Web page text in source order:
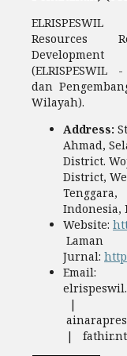
Resources
(ELRISPESWIL
dan
Wilayah).
Address:
Ahmad,
District.
District,
Tenggara,
Indonesia,
Website:
Laman
Jurnal:
Email:
|
|